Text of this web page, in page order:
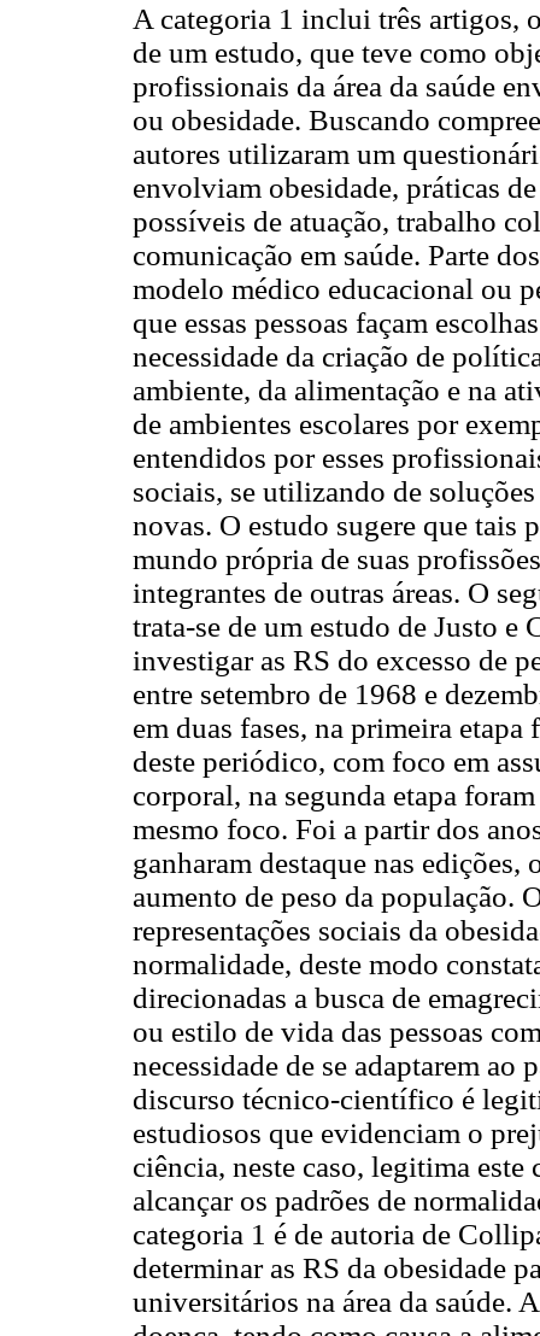
A categoria 1 inclui três artigos,
de um estudo, que teve como
profissionais da área da saúde
ou obesidade. Buscando
autores utilizaram um
envolviam obesidade, práticas
possíveis de atuação, trabalho
comunicação em saúde. Parte
modelo médico educacional ou
que essas pessoas façam
necessidade da criação de
ambiente, da alimentação e na
de ambientes escolares por
entendidos por esses
sociais, se utilizando de
novas. O estudo sugere que tais
mundo própria de suas
integrantes de outras áreas. O
trata-se de um estudo de Justo
investigar as RS do excesso de
entre setembro de 1968 e
em duas fases, na primeira
deste periódico, com foco em
corporal, na segunda etapa
mesmo foco. Foi a partir dos
ganharam destaque nas
aumento de peso da população.
representações sociais da
normalidade, deste modo
direcionadas a busca de
ou estilo de vida das pessoas
necessidade de se adaptarem
discurso técnico-científico é
estudiosos que evidenciam o
ciência, neste caso, legitima
alcançar os padrões de
categoria 1 é de autoria de
determinar as RS da obesidade
universitários na área da saúde.